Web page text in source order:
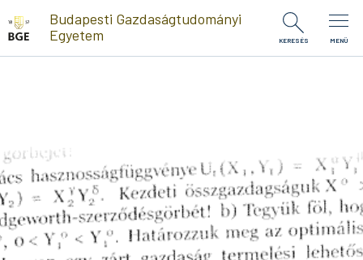
Ugrás a tartalomra
Budapesti Gazdaságtudományi
Egyetem
KERESÉS MENÜ